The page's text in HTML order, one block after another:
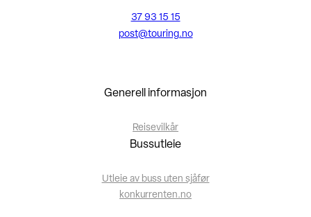
37 93 15 15
post@touring.no
Generell informasjon
Reisevilkår
Bussutleie
Utleie av buss uten sjåfør
konkurrenten.no